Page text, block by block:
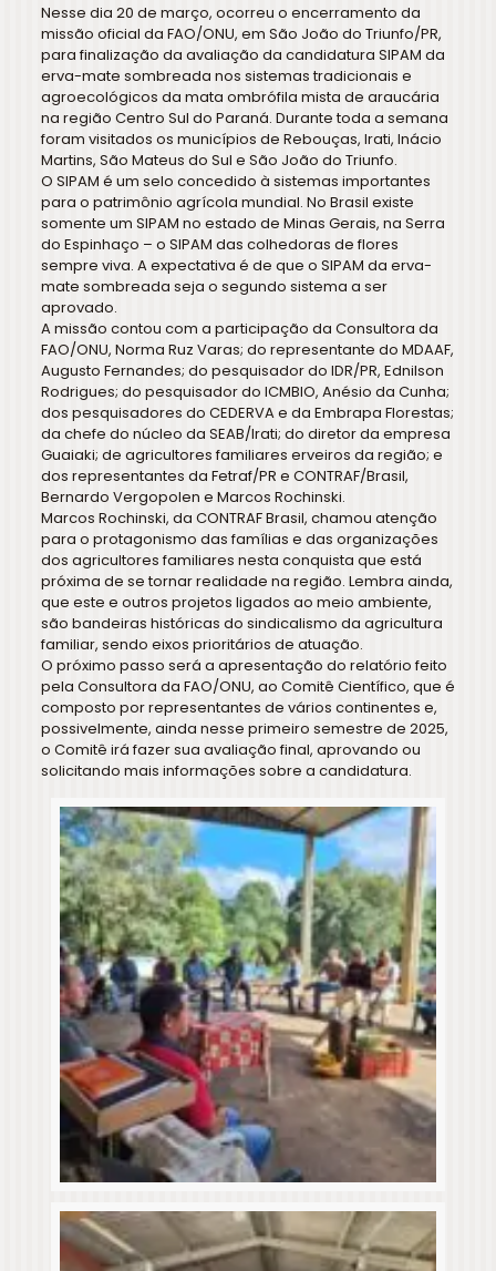
Nesse dia 20 de março, ocorreu o encerramento da
missão oficial da FAO/ONU, em São João do Triunfo/PR,
para finalização da avaliação da candidatura SIPAM da
erva-mate sombreada nos sistemas tradicionais e
agroecológicos da mata ombrófila mista de araucária
na região Centro Sul do Paraná. Durante toda a semana
foram visitados os municípios de Rebouças, Irati, Inácio
Martins, São Mateus do Sul e São João do Triunfo.
O SIPAM é um selo concedido à sistemas importantes
para o patrimônio agrícola mundial. No Brasil existe
somente um SIPAM no estado de Minas Gerais, na Serra
do Espinhaço – o SIPAM das colhedoras de flores
sempre viva. A expectativa é de que o SIPAM da erva-
mate sombreada seja o segundo sistema a ser
aprovado.
A missão contou com a participação da Consultora da
FAO/ONU, Norma Ruz Varas; do representante do MDAAF,
Augusto Fernandes; do pesquisador do IDR/PR, Ednilson
Rodrigues; do pesquisador do ICMBIO, Anésio da Cunha;
dos pesquisadores do CEDERVA e da Embrapa Florestas;
da chefe do núcleo da SEAB/Irati; do diretor da empresa
Guaiaki; de agricultores familiares erveiros da região; e
dos representantes da Fetraf/PR e CONTRAF/Brasil,
Bernardo Vergopolen e Marcos Rochinski.
Marcos Rochinski, da CONTRAF Brasil, chamou atenção
para o protagonismo das famílias e das organizações
dos agricultores familiares nesta conquista que está
próxima de se tornar realidade na região. Lembra ainda,
que este e outros projetos ligados ao meio ambiente,
são bandeiras históricas do sindicalismo da agricultura
familiar, sendo eixos prioritários de atuação.
O próximo passo será a apresentação do relatório feito
pela Consultora da FAO/ONU, ao Comitê Científico, que é
composto por representantes de vários continentes e,
possivelmente, ainda nesse primeiro semestre de 2025,
o Comitê irá fazer sua avaliação final, aprovando ou
solicitando mais informações sobre a candidatura.